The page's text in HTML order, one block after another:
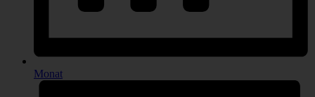
Monat